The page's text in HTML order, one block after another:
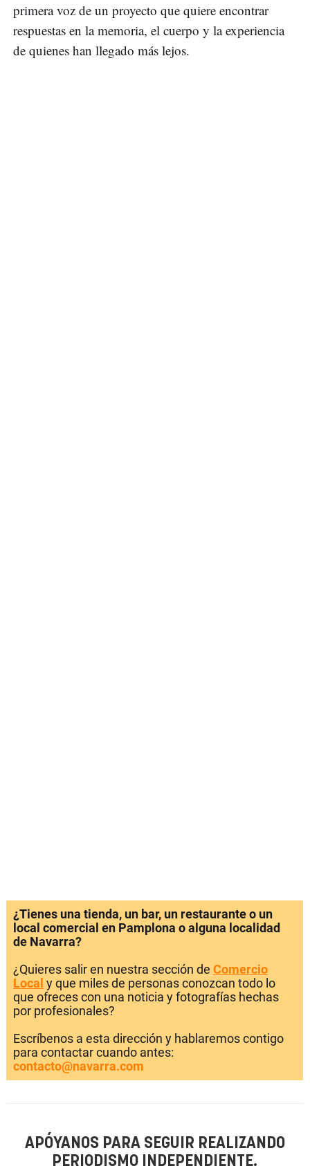
primera voz de un proyecto que quiere encontrar
respuestas en la memoria, el cuerpo y la experiencia
de quienes han llegado más lejos.
¿Tienes una tienda, un bar, un restaurante o un
local comercial en Pamplona o alguna localidad
de Navarra?
¿Quieres salir en nuestra sección de Comercio
Local y que miles de personas conozcan todo lo
que ofreces con una noticia y fotografías hechas
por profesionales?
Escríbenos a esta dirección y hablaremos contigo
para contactar cuando antes:
contacto@navarra.com
APÓYANOS PARA SEGUIR REALIZANDO
PERIODISMO INDEPENDIENTE.